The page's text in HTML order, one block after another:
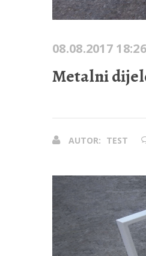
08.08.2017 18:26
Metalni
AUTOR: TEST
Prethodna